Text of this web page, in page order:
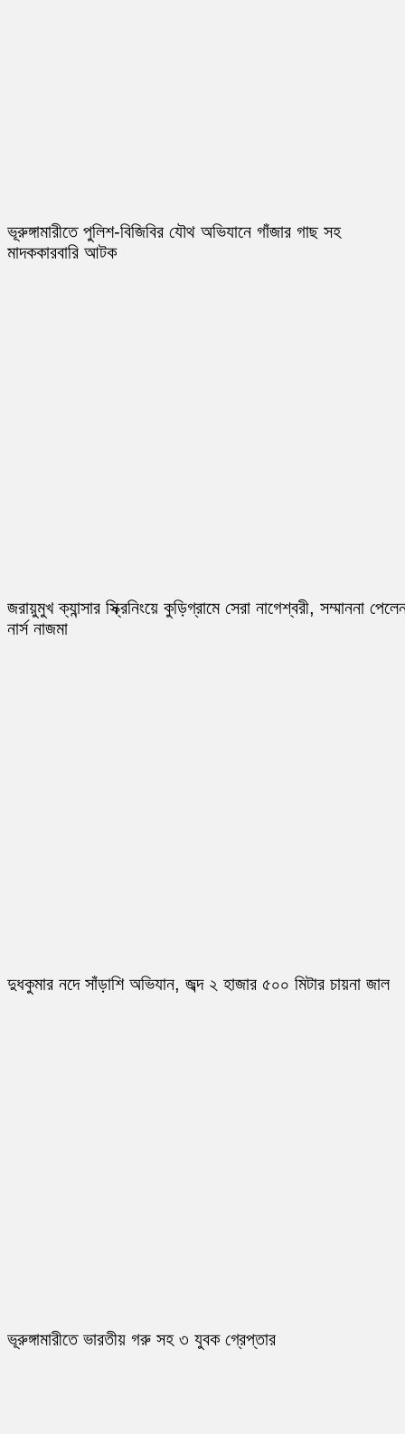
ভূরুঙ্গামারীতে পুলিশ-বিজিবির যৌথ অভিযানে গাঁজার গাছ সহ
মাদককারবারি আটক
জরায়ুমুখ ক্যান্সার স্ক্রিনিংয়ে কুড়িগ্রামে সেরা নাগেশ্বরী, সম্মাননা
নার্স নাজমা
দুধকুমার নদে সাঁড়াশি অভিযান, জব্দ ২ হাজার ৫০০ মিটার চায়না জাল
ভূরুঙ্গামারীতে ভারতীয় গরু সহ ৩ যুবক গ্রেপ্তার